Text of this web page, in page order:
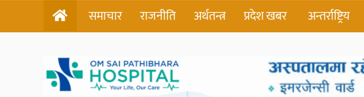
समाचार राजनीति अर्थतन्त्र प्रदेश खबर अन्तर्राष्ट्रिय